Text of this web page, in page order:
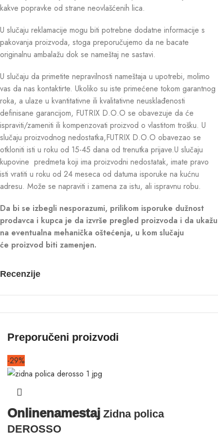
kakve popravke od strane neovlašćenih lica.
U slučaju reklamacije mogu biti potrebne dodatne informacije s
pakovanja proizvoda, stoga preporučujemo da ne bacate
originalnu ambalažu dok se nameštaj ne sastavi.
U slučaju da primetite nepravilnosti nameštaja u upotrebi, molimo
vas da nas kontaktirte. Ukoliko su iste primećene tokom garantnog
roka, a ulaze u kvantitativne ili kvalitativne neusklađenosti
definisane garancijom, FUTRIX D.O.O se obavezuje da će
ispraviti/zameniti ili kompenzovati proizvod o vlastitom trošku. U
slučaju proizvodnog nedostatka,FUTRIX D.O.O obavezao se
otkloniti isti u roku od 15-45 dana od trenutka prijave.U slučaju
kupovine predmeta koji ima proizvodni nedostatak, imate pravo
isti vratiti u roku od 24 meseca od datuma isporuke na kućnu
adresu. Može se napraviti i zamena za istu, ali ispravnu robu.
Da bi se izbegli nesporazumi, prilikom isporuke dužnost
prodavca i kupca je da izvrše pregled proizvoda i da ukažu
na eventualna mehanička oštećenja, u kom slučaju
će proizvod biti zamenjen.
Recenzije
Preporučeni proizvodi
-29%
Onlinenamestaj Zidna polica
DEROSSO